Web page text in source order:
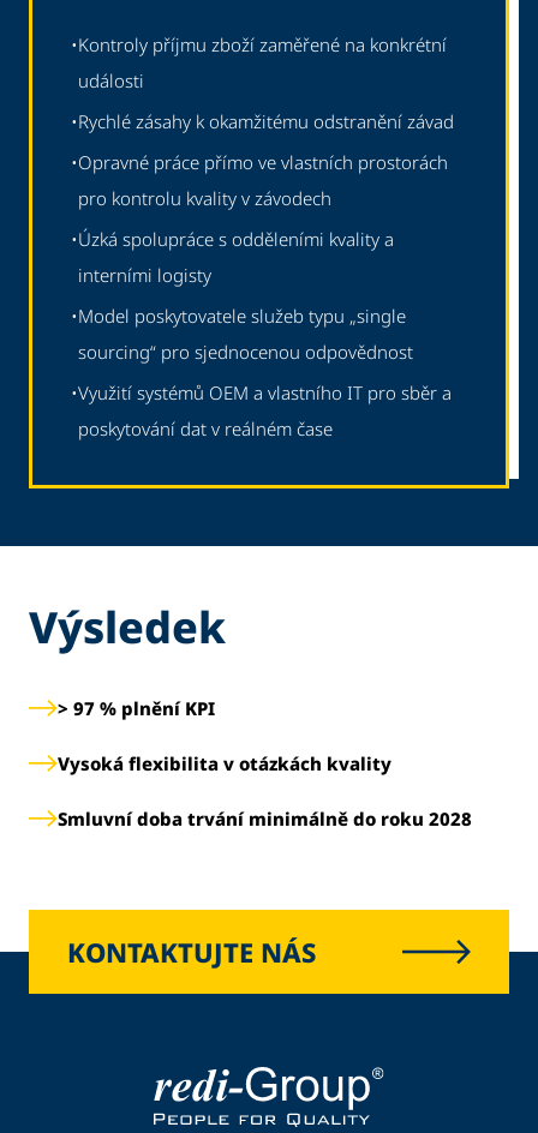
•Kontroly příjmu zboží zaměřené na konkrétní
události
•Rychlé zásahy k okamžitému odstranění závad
•Opravné práce přímo ve vlastních prostorách
pro kontrolu kvality v závodech
•Úzká spolupráce s odděleními kvality a
interními logisty
•Model poskytovatele služeb typu „single
sourcing“ pro sjednocenou odpovědnost
•Využití systémů OEM a vlastního IT pro sběr a
poskytování dat v reálném čase
Výsledek
> 97 % plnění KPI
Vysoká flexibilita v otázkách kvality
Smluvní doba trvání minimálně do roku 2028
KONTAKTUJTE NÁS